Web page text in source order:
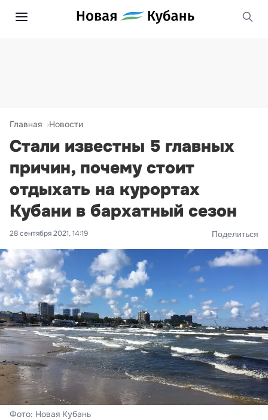
Главная Новости
Стали известны 5 главных
причин, почему стоит
отдыхать на курортах
Кубани в бархатный сезон
28 сентября 2021, 14:19 Поделиться
Фото: Новая Кубань